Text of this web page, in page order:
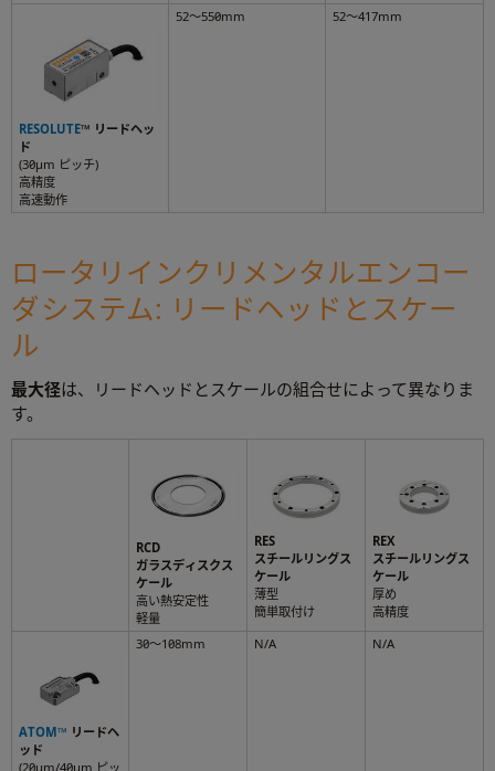
RESOLUTE™ リードヘッ
ド
(30µm ピッチ)
高精度
高速動作
52～550mm 52～417mm
ロータリインクリメンタルエンコー
ダシステム: リードヘッドとスケー
ル
最大径は、リードヘッドとスケールの組合せによって異なりま
す。
RCD
ガラスディスクス
ケール
高い熱安定性
軽量
RES
スチールリングス
ケール
薄型
簡単取付け
REX
スチールリングス
ケール
厚め
高精度
ATOM™ リードヘ
ッド
(20µm/40µm ピッ
30～108mm N/A N/A